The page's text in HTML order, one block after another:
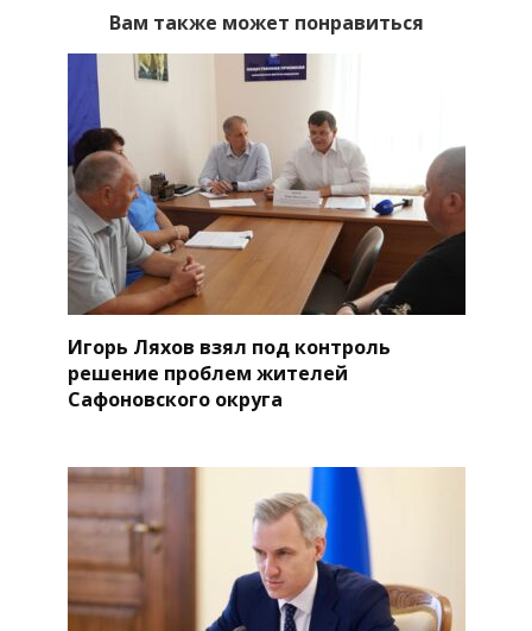
Вам также может понравиться
Игорь Ляхов взял под контроль
решение проблем жителей
Сафоновского округа